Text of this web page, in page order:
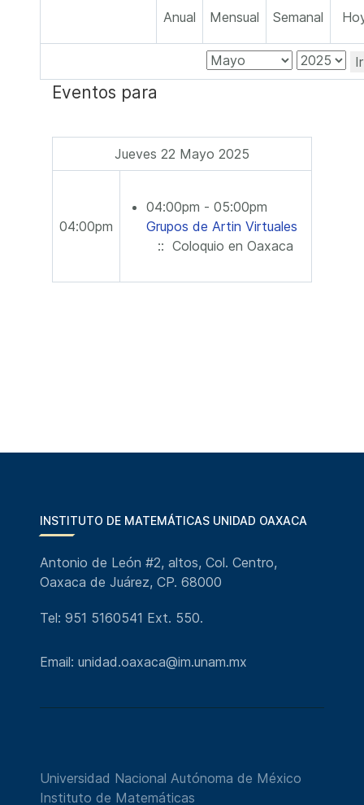
Anual Mensual Semanal
Eventos para
Jueves 22 Mayo 2025
04:00pm
04:00pm - 05:00pm
Grupos de Artin Virtuales
:: Coloquio en Oaxaca
INSTITUTO DE MATEMÁTICAS UNIDAD OAXACA
Antonio de León #2, altos, Col. Centro,
Oaxaca de Juárez, CP. 68000
Tel: 951 5160541 Ext. 550.
Email: unidad.oaxaca@im.unam.mx
Universidad Nacional Autónoma de México
Instituto de Matemáticas